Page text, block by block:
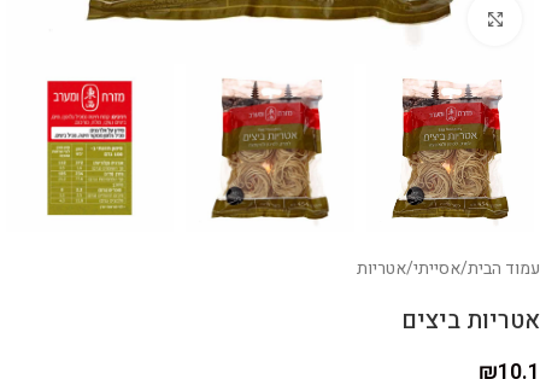
לחצו להגדלה
עמוד הבית/אסייתי/אטריות
אטריות ביצים